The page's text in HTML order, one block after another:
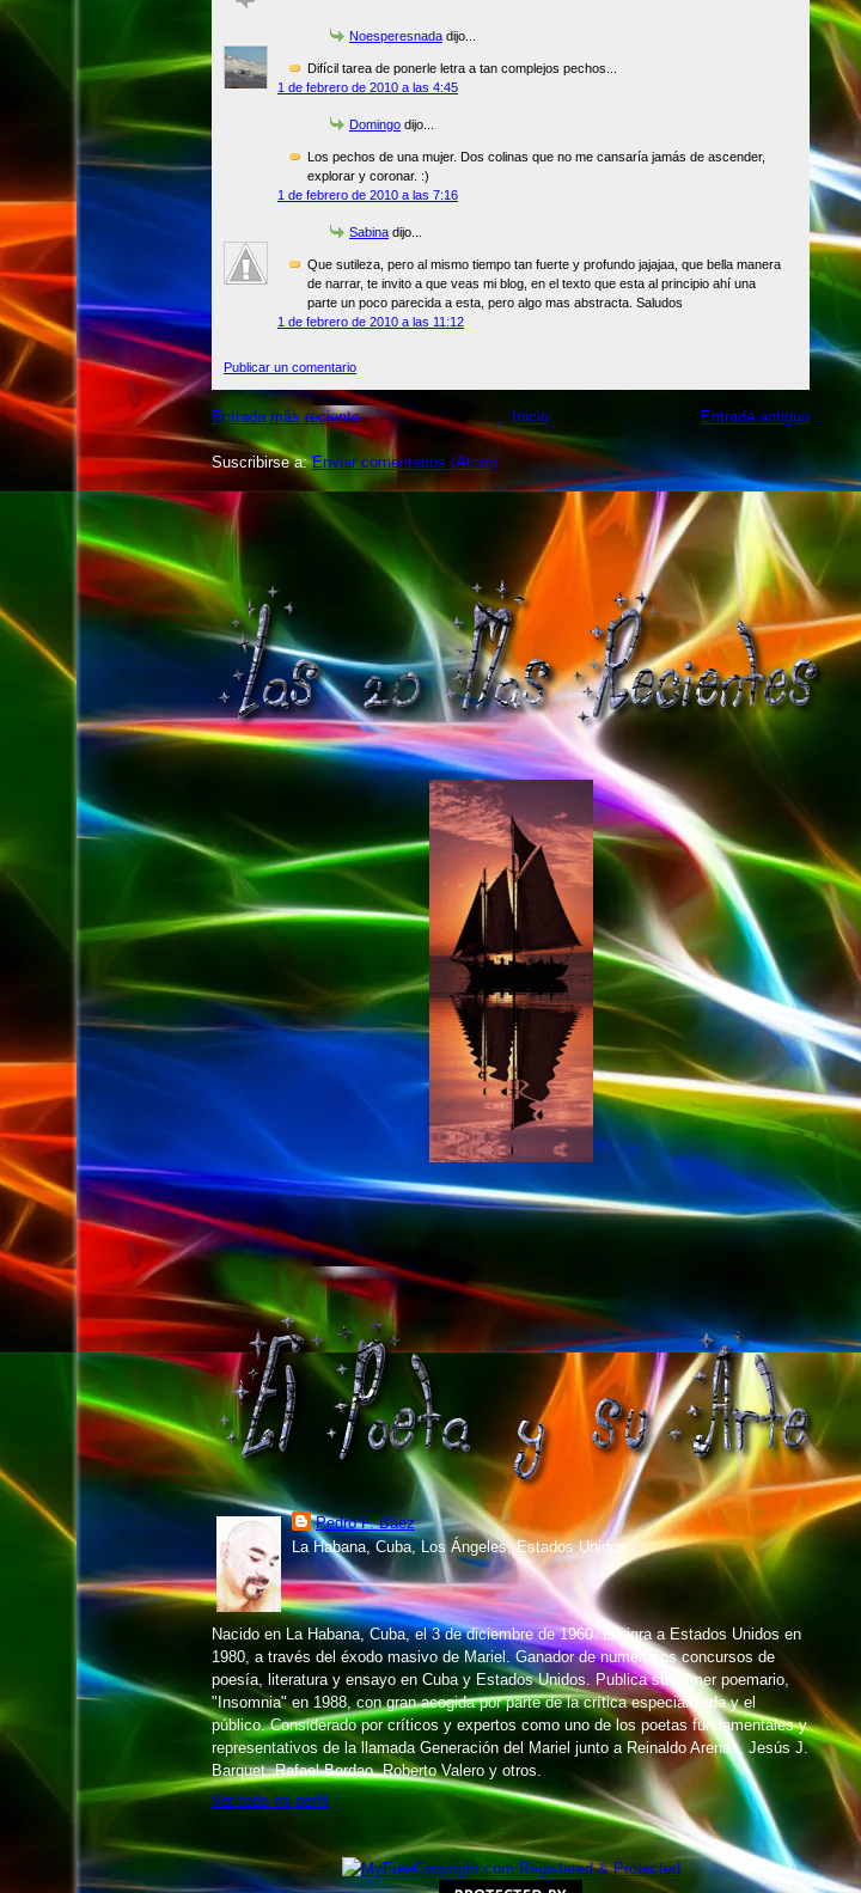
Noesperesnada dijo...
Difícil tarea de ponerle letra a tan complejos pechos...
1 de febrero de 2010 a las 4:45
Domingo dijo...
Los pechos de una mujer. Dos colinas que no me cansaría jamás de ascender,
explorar y coronar. :)
1 de febrero de 2010 a las 7:16
Sabina dijo...
Que sutileza, pero al mismo tiempo tan fuerte y profundo jajajaa, que bella manera
de narrar, te invito a que veas mi blog, en el texto que esta al principio ahí una
parte un poco parecida a esta, pero algo mas abstracta. Saludos
1 de febrero de 2010 a las 11:12
Publicar un comentario
Entrada más reciente Entrada antigua
Inicio
Suscribirse a:Enviar comentarios (Atom)
Pedro F. Báez
La Habana, Cuba, Los Ángeles, Estados Unidos
Nacido en La Habana, Cuba, el 3 de diciembre de 1960. Emigra a Estados Unidos en
1980, a través del éxodo masivo de Mariel. Ganador de numerosos concursos de
poesía, literatura y ensayo en Cuba y Estados Unidos. Publica su primer poemario,
"Insomnia" en 1988, con gran acogida por parte de la crítica especializada y el
público. Considerado por críticos y expertos como uno de los poetas fundamentales y
representativos de la llamada Generación del Mariel junto a Reinaldo Arenas, Jesús J.
Barquet, Rafael Bordao, Roberto Valero y otros.
Ver todo mi perfil